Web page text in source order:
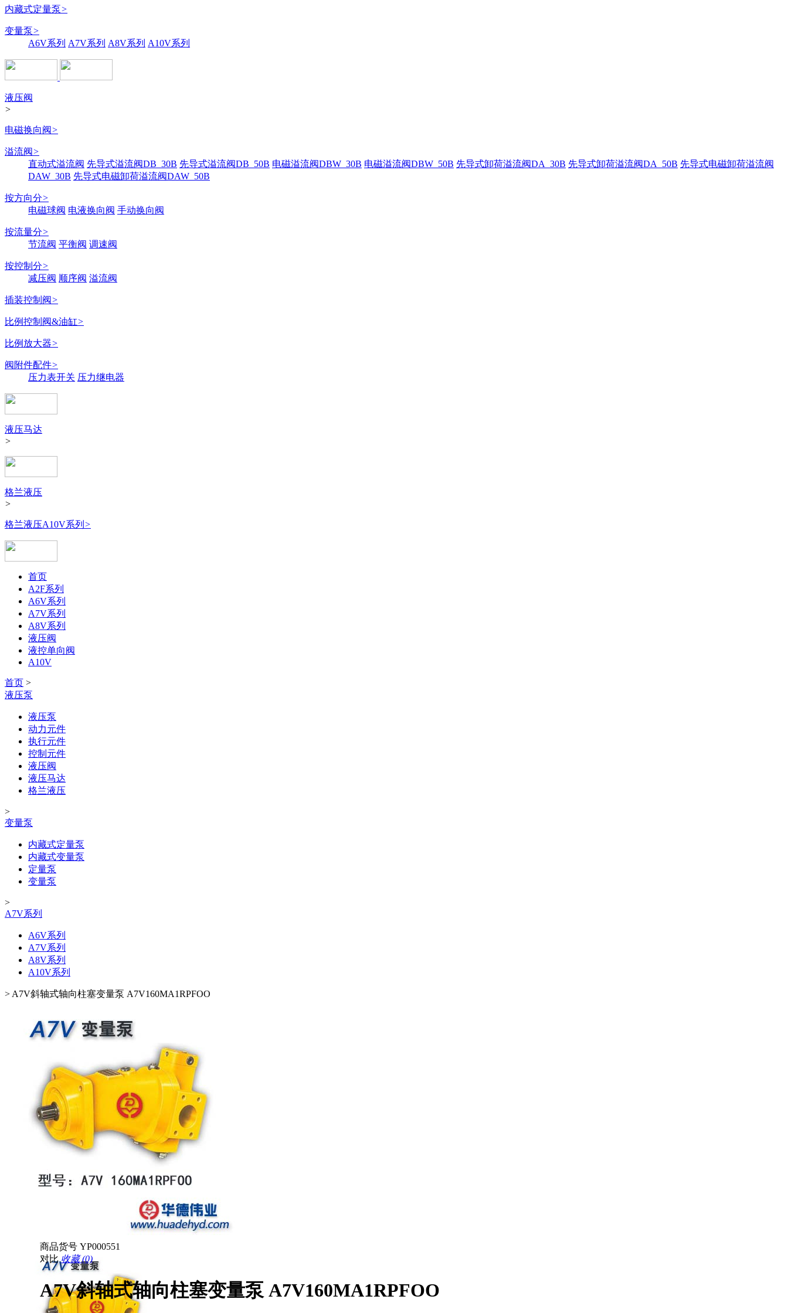
内藏式定量泵>
变量泵>
A6V系列 A7V系列 A8V系列 A10V系列
液压阀
>
电磁换向阀>
溢流阀>
直动式溢流阀 先导式溢流阀DB_30B 先导式溢流阀DB_50B 电磁溢流阀DBW_30B 电磁溢流阀DBW_50B 先导式卸荷溢流阀DA_30B 先导式卸荷溢流阀DA_50B 先导式电磁卸荷溢流阀
DAW_30B 先导式电磁卸荷溢流阀DAW_50B
按方向分>
电磁球阀 电液换向阀 手动换向阀
按流量分>
节流阀 平衡阀 调速阀
按控制分>
减压阀 顺序阀 溢流阀
插装控制阀>
比例控制阀&油缸>
比例放大器>
阀附件配件>
压力表开关 压力继电器
液压马达
>
格兰液压
>
格兰液压A10V系列 >
首页
A2F系列
A6V系列
A7V系列
A8V系列
液压阀
液控单向阀
A10V
首页 >
液压泵
液压泵
动力元件
执行元件
控制元件
液压阀
液压马达
格兰液压
>
变量泵
内藏式定量泵
内藏式变量泵
定量泵
变量泵
>
A7V系列
A6V系列
A7V系列
A8V系列
A10V系列
> A7V斜轴式轴向柱塞变量泵 A7V160MA1RPFOO
商品货号 YP000551
对比 收藏 (0)
A7V斜轴式轴向柱塞变量泵 A7V160MA1RPFOO